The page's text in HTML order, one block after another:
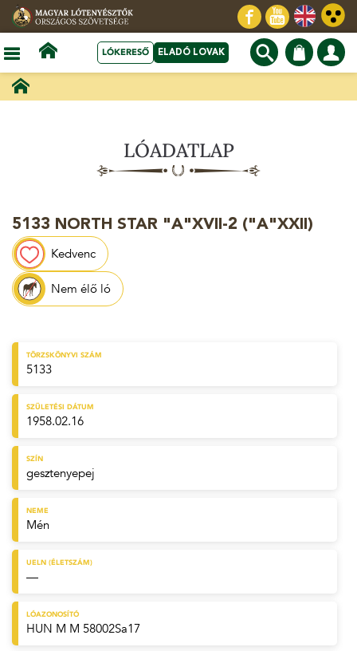
LÓKERESŐ ELADÓ LOVAK
LÓADATLAP
5133 NORTH STAR "A"XVII-2 ("A"XXII)
Kedvenc
Nem élő ló
TÖRZSKÖNYVI SZÁM
5133
SZÜLETÉSI DÁTUM
1958.02.16
SZÍN
gesztenyepej
NEME
Mén
UELN (ÉLETSZÁM)
—
LÓAZONOSÍTÓ
HUN M M 58002Sa17